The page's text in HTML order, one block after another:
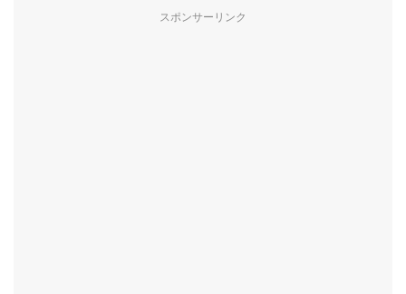
スポンサーリンク